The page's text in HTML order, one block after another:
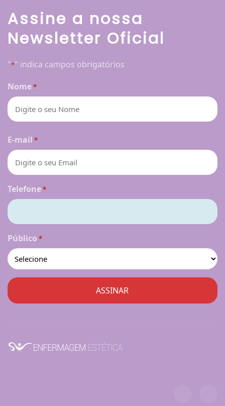
Assine a nossa
Newsletter Oficial
"*" indica campos obrigatórios
Nome*
E-mail *
Telefone*
Público *